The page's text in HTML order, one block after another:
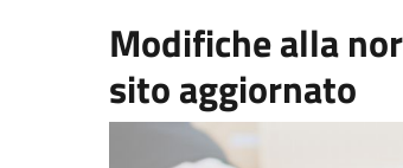
Modifiche alla
sito aggiornato